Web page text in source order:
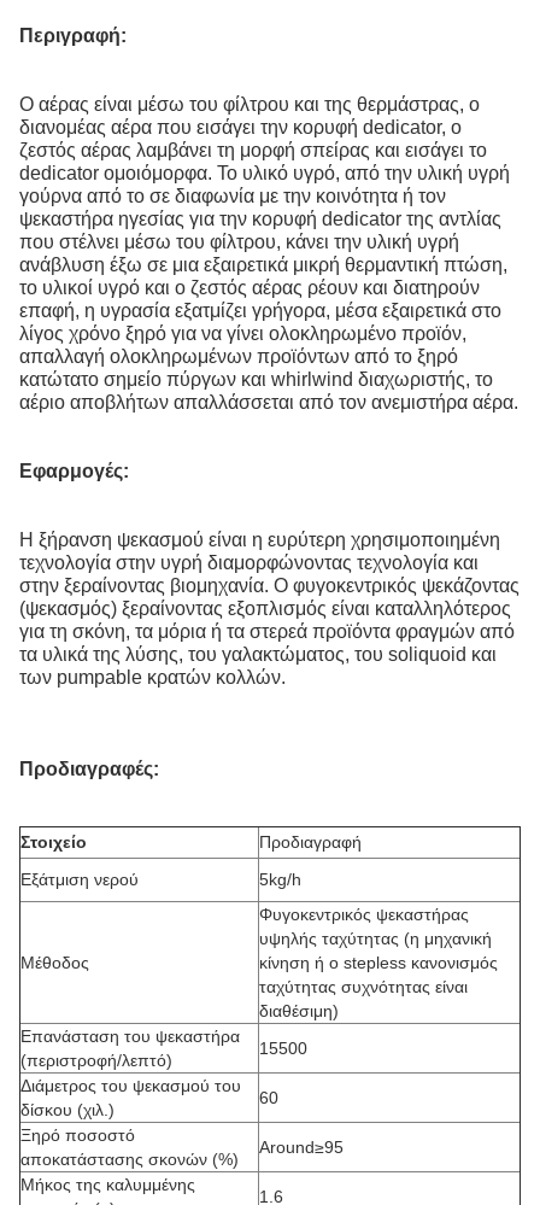
Περιγραφή:
Ο αέρας είναι μέσω του φίλτρου και της θερμάστρας, ο
διανομέας αέρα που εισάγει την κορυφή dedicator, ο
ζεστός αέρας λαμβάνει τη μορφή σπείρας και εισάγει το
dedicator ομοιόμορφα. Το υλικό υγρό, από την υλική υγρή
γούρνα από το σε διαφωνία με την κοινότητα ή τον
ψεκαστήρα ηγεσίας για την κορυφή dedicator της αντλίας
που στέλνει μέσω του φίλτρου, κάνει την υλική υγρή
ανάβλυση έξω σε μια εξαιρετικά μικρή θερμαντική πτώση,
το υλικοί υγρό και ο ζεστός αέρας ρέουν και διατηρούν
επαφή, η υγρασία εξατμίζει γρήγορα, μέσα εξαιρετικά στο
λίγος χρόνο ξηρό για να γίνει ολοκληρωμένο προϊόν,
απαλλαγή ολοκληρωμένων προϊόντων από το ξηρό
κατώτατο σημείο πύργων και whirlwind διαχωριστής, το
αέριο αποβλήτων απαλλάσσεται από τον ανεμιστήρα αέρα.
Εφαρμογές:
Η ξήρανση ψεκασμού είναι η ευρύτερη χρησιμοποιημένη
τεχνολογία στην υγρή διαμορφώνοντας τεχνολογία και
στην ξεραίνοντας βιομηχανία. Ο φυγοκεντρικός ψεκάζοντας
(ψεκασμός) ξεραίνοντας εξοπλισμός είναι καταλληλότερος
για τη σκόνη, τα μόρια ή τα στερεά προϊόντα φραγμών από
τα υλικά της λύσης, του γαλακτώματος, του soliquoid και
των pumpable κρατών κολλών.
Προδιαγραφές:
Στοιχείο
Προδιαγραφή
Εξάτμιση νερού
5kg/h
Μέθοδος
Φυγοκεντρικός ψεκαστήρας
υψηλής ταχύτητας (η μηχανική
κίνηση ή ο stepless κανονισμός
ταχύτητας συχνότητας είναι
διαθέσιμη)
Επανάσταση του ψεκαστήρα
(περιστροφή/λεπτό)
15500
Διάμετρος του ψεκασμού του
δίσκου (χιλ.)
60
Ξηρό ποσοστό
αποκατάστασης σκονών (%)
Around≥95
Μήκος της καλυμμένης
1.6